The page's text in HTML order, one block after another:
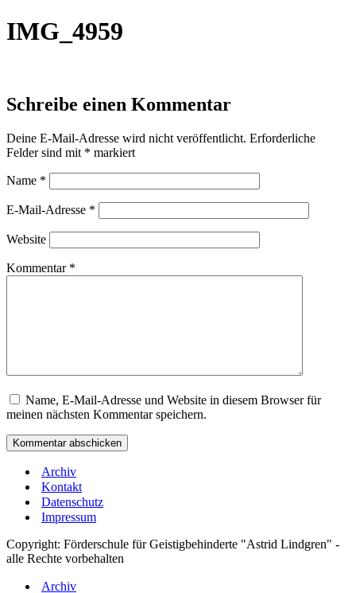
IMG_4959
Schreibe einen Kommentar
Deine E-Mail-Adresse wird nicht veröffentlicht. Erforderliche
Felder sind mit * markiert
Name *
E-Mail-Adresse *
Website
Kommentar *
Name, E-Mail-Adresse und Website in diesem Browser für
meinen nächsten Kommentar speichern.
Archiv
Kontakt
Datenschutz
Impressum
Copyright: Förderschule für Geistigbehinderte "Astrid Lindgren" -
alle Rechte vorbehalten
Archiv